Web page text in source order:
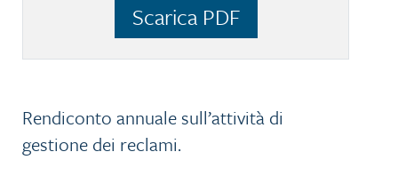
Scarica PDF
Rendiconto annuale sull’attività di
gestione dei reclami.